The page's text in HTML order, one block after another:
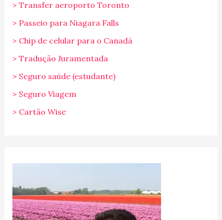
> Transfer aeroporto Toronto
> Passeio para Niagara Falls
> Chip de celular para o Canadá
> Tradução Juramentada
> Seguro saúde (estudante)
> Seguro Viagem
> Cartão Wise